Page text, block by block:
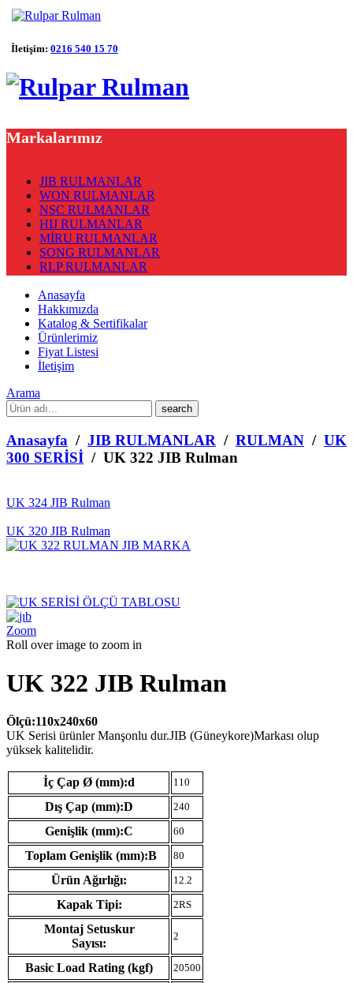
İletişim: 0216 540 15 70
Markalarımız
JIB RULMANLAR
WON RULMANLAR
NSC RULMANLAR
HIJ RULMANLAR
MİRU RULMANLAR
SONG RULMANLAR
RLP RULMANLAR
Anasayfa
Hakkımızda
Katalog & Sertifikalar
Ürünlerimiz
Fiyat Listesi
İletişim
Arama
What
are
you
looking
for?
Anasayfa / JIB RULMANLAR / RULMAN / UK
300 SERİSİ / UK 322 JIB Rulman
UK 324 JIB Rulman
UK 320 JIB Rulman
Zoom
Roll over image to zoom in
UK 322 JIB Rulman
Ölçü:110x240x60
UK Serisi ürünler Manşonlu dur.JIB (Güneykore)Markası olup
yüksek kalitelidir.
İç Çap Ø (mm):d 110
Dış Çap (mm):D 240
Genişlik (mm):C 60
Toplam Genişlik (mm):B 80
Ürün Ağırlığı: 12.2
Kapak Tipi: 2RS
Montaj Setuskur
Sayısı:
2
Basic Load Rating (kgf) 20500